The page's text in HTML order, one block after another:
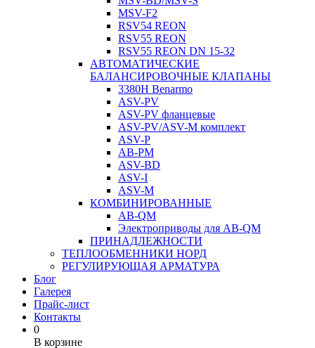
MSV-F2
RSV54 REON
RSV55 REON
RSV55 REON DN 15-32
АВТОМАТИЧЕСКИЕ
БАЛАНСИРОВОЧНЫЕ КЛАПАНЫ
3380H Benarmo
ASV-PV
ASV-PV фланцевые
ASV-PV/ASV-M комплект
ASV-P
AB-PM
ASV-BD
ASV-I
ASV-M
КОМБИНИРОВАННЫЕ
AB-QM
Электроприводы для AB-QM
ПРИНАДЛЕЖНОСТИ
ТЕПЛООБМЕННИКИ НОРД
РЕГУЛИРУЮЩАЯ АРМАТУРА
Блог
Галерея
Прайс-лист
Контакты
0
В корзине